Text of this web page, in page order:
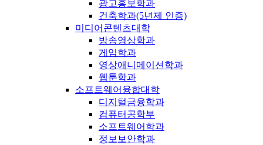
광고홍보학과
건축학과(5년제 인증)
미디어콘텐츠대학
방송영상학과
게임학과
영상애니메이션학과
웹툰학과
소프트웨어융합대학
디지털금융학과
컴퓨터공학부
소프트웨어학과
정보보안학과